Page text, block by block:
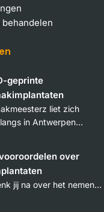
geprinte
liet zich
in Antwerpen…
over
jij na over het nemen…